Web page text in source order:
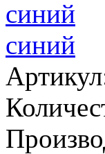
синий